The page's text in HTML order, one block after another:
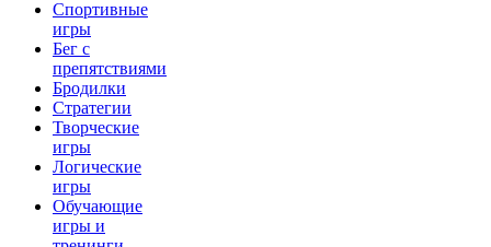
Спортивные
игры
Бег с
препятствиями
Бродилки
Стратегии
Творческие
игры
Логические
игры
Обучающие
игры и